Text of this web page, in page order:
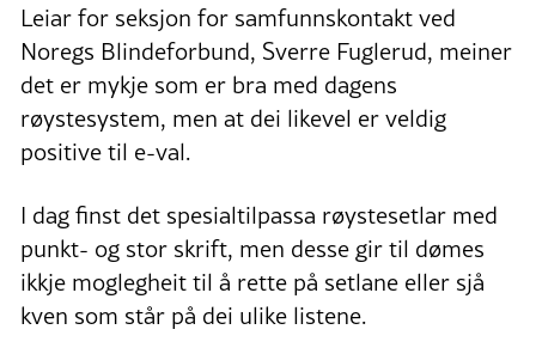
Leiar for seksjon for samfunnskontakt ved
Noregs Blindeforbund, Sverre Fuglerud, meiner
det er mykje som er bra med dagens
røystesystem, men at dei likevel er veldig
positive til e-val.
I dag finst det spesialtilpassa røystesetlar med
punkt- og stor skrift, men desse gir til dømes
ikkje moglegheit til å rette på setlane eller sjå
kven som står på dei ulike listene.